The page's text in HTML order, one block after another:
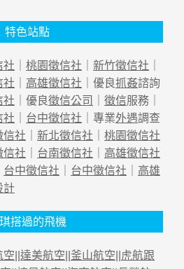
特色站點
社 桃園徵信社 新竹徵信社
社 高雄徵信社 ｜優良抓姦諮詢
社 ｜優良徵信公司 徵信服務｜
社 台中徵信社 ｜專業外遇調查
信社 新北徵信社
桃園徵信社
信社 台南徵信社
高雄徵信社
台中徵信社 台中徵信社
高雄
計
搭過的飛機
空 達美航空 釜山航空
虎航跟